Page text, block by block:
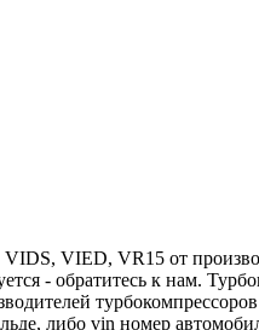
VIED, VR15 от
- обратитесь к нам.
либо vin номер